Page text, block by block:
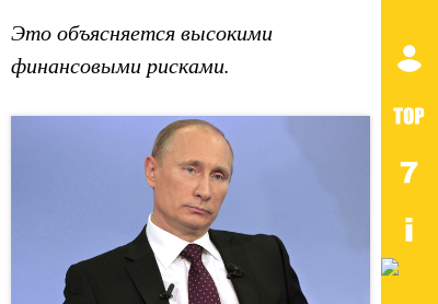
Это объясняется высокими
финансовыми рисками.